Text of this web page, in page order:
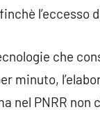
che
minuto,
nel PNRR